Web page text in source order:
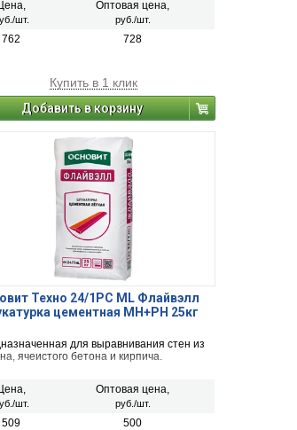
до -10°С.
шт.
Оптовая цена,
руб./шт.
762 728
Купить в 1 клик
Добавить в корзину
Техно 24/1РС ML Флайвэлл
цементная МН+РН 25кг
для выравнивания стен из
ячеистого бетона и кирпича.
шт.
Оптовая цена,
руб./шт.
509 500